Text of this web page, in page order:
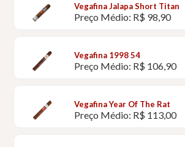
Vegafina Jalapa Short Titan
Preço Médio: R$ 98,90
Vegafina 1998 54
Preço Médio: R$ 106,90
Vegafina Year Of The Rat
Preço Médio: R$ 113,00